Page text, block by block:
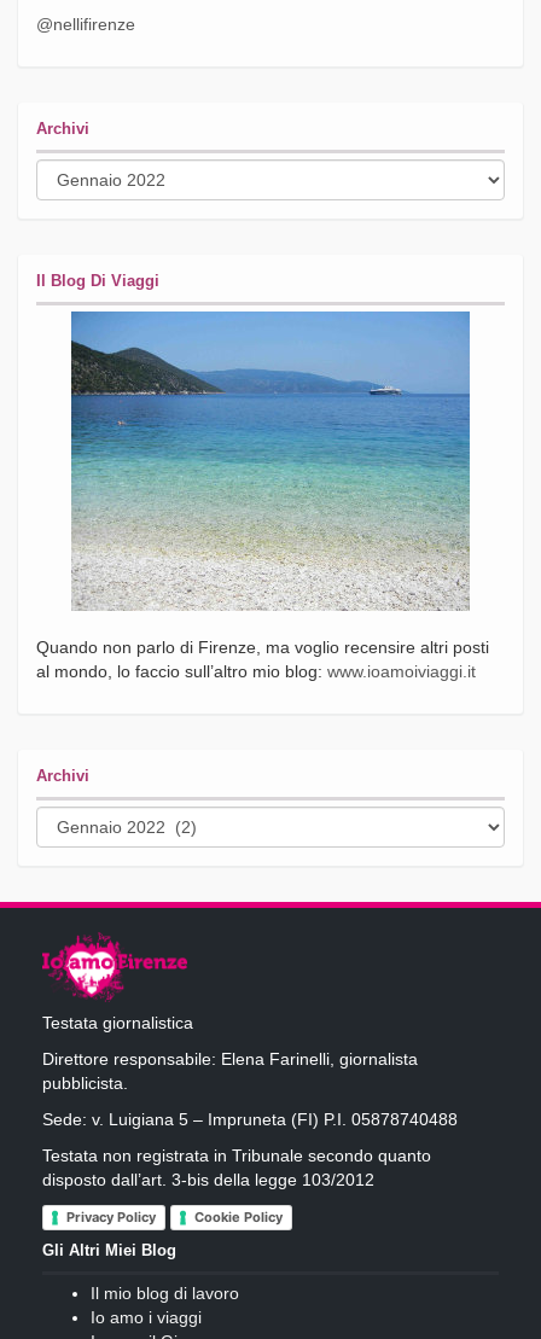
@nellifirenze
Archivi
Archivi
Il Blog Di Viaggi
Quando non parlo di Firenze, ma voglio recensire altri posti
al mondo, lo faccio sull’altro mio blog: www.ioamoiviaggi.it
Archivi
Archivi
Testata giornalistica
Direttore responsabile: Elena Farinelli, giornalista
pubblicista.
Sede: v. Luigiana 5 – Impruneta (FI) P.I. 05878740488
Testata non registrata in Tribunale secondo quanto
disposto dall’art. 3-bis della legge 103/2012
Privacy Policy Cookie Policy
Gli Altri Miei Blog
Il mio blog di lavoro
Io amo i viaggi